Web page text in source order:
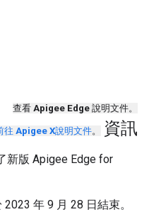
查看 Apigee Edge 說明文件。
往 Apigee X說明文件。 資訊
新版 Apigee Edge for
年 9 月 28 日結束。